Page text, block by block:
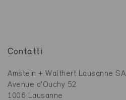
Contatti
Amstein + Walthert Lausanne SA
Avenue d'Ouchy 52
1006 Lausanne